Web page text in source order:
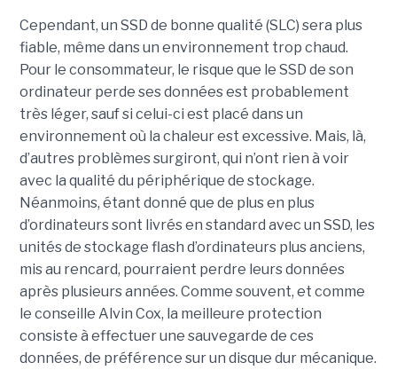
Cependant, un SSD de bonne qualité (SLC) sera plus
fiable, même dans un environnement trop chaud.
Pour le consommateur, le risque que le SSD de son
ordinateur perde ses données est probablement
très léger, sauf si celui-ci est placé dans un
environnement où la chaleur est excessive. Mais, là,
d’autres problèmes surgiront, qui n’ont rien à voir
avec la qualité du périphérique de stockage.
Néanmoins, étant donné que de plus en plus
d’ordinateurs sont livrés en standard avec un SSD, les
unités de stockage flash d’ordinateurs plus anciens,
mis au rencard, pourraient perdre leurs données
après plusieurs années. Comme souvent, et comme
le conseille Alvin Cox, la meilleure protection
consiste à effectuer une sauvegarde de ces
données, de préférence sur un disque dur mécanique.